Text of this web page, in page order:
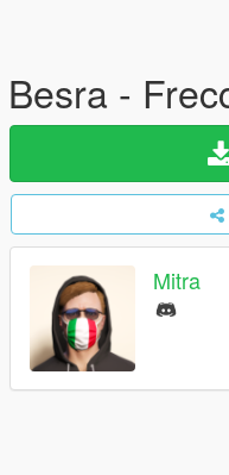
Besra -
Mitra